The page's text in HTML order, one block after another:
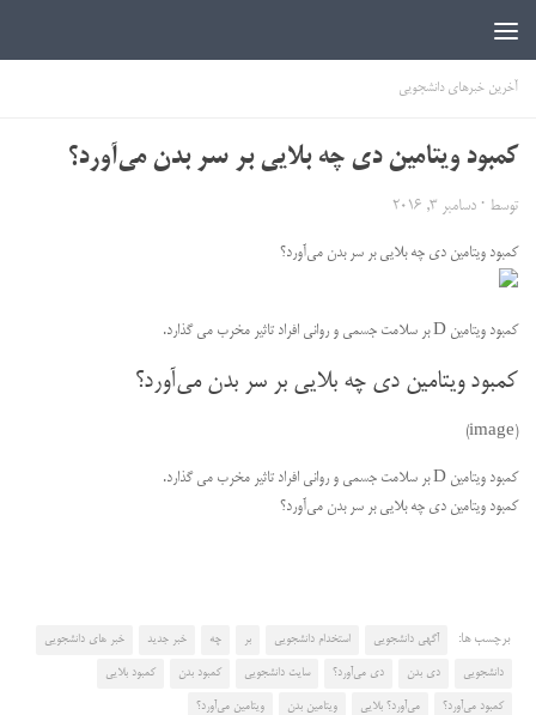
آخرین خبرهای دانشجویی
کمبود ویتامین دی چه بلایی بر سر بدن می‌آورد؟
توسط · دسامبر 3, 2016
کمبود ویتامین دی چه بلایی بر سر بدن می‌آورد؟
کمبود ویتامین D بر سلامت جسمی و روانی افراد تاثیر مخرب می گذارد.
کمبود ویتامین دی چه بلایی بر سر بدن می‌آورد؟
(image)
کمبود ویتامین D بر سلامت جسمی و روانی افراد تاثیر مخرب می گذارد.
کمبود ویتامین دی چه بلایی بر سر بدن می‌آورد؟
برچسب ها: آگهی دانشجویی استخدام دانشجویی بر چه خبر جدید خبر های دانشجویی
دانشجویی دی بدن دی می‌آورد؟ سایت دانشجویی کمبود بدن کمبود بلایی
کمبود می‌آورد؟ می‌آورد؟ بلایی ویتامین بدن ویتامین می‌آورد؟